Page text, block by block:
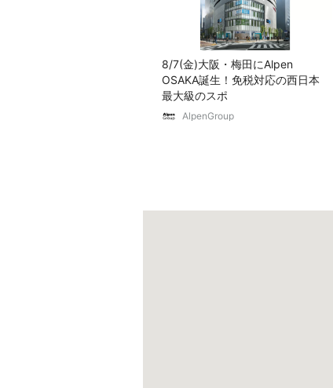
8/7(金)大阪・梅田にAlpen
OSAKA誕生！免税対応の西日本
最大級のスポ
AlpenGroup